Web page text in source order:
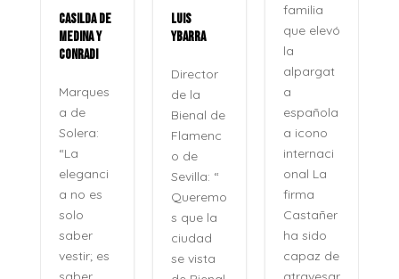
CASILDA DE
MEDINA Y
CONRADI
Marques
a de
Solera:
“La
eleganci
a no es
solo
saber
vestir; es
LUIS
YBARRA
Director
de la
Bienal de
Flamenc
o de
Sevilla: “
Queremo
s que la
ciudad
se vista
familia
que elevó
la
alpargat
a
española
a icono
internaci
onal La
firma
Castañer
ha sido
capaz de